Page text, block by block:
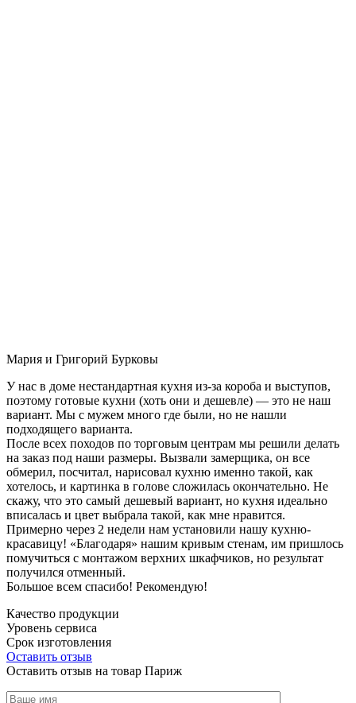
Мария и Григорий Бурковы
У нас в доме нестандартная кухня из-за короба и выступов,
поэтому готовые кухни (хоть они и дешевле) — это не наш
вариант. Мы с мужем много где были, но не нашли
подходящего варианта.
После всех походов по торговым центрам мы решили делать
на заказ под наши размеры. Вызвали замерщика, он все
обмерил, посчитал, нарисовал кухню именно такой, как
хотелось, и картинка в голове сложилась окончательно. Не
скажу, что это самый дешевый вариант, но кухня идеально
вписалась и цвет выбрала такой, как мне нравится.
Примерно через 2 недели нам установили нашу кухню-
красавицу! «Благодаря» нашим кривым стенам, им пришлось
помучиться с монтажом верхних шкафчиков, но результат
получился отменный.
Большое всем спасибо! Рекомендую!
Качество продукции
Уровень сервиса
Срок изготовления
Оставить отзыв
Оставить отзыв на товар Париж